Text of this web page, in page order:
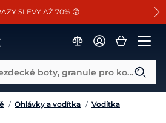
13% na vše od Cassini!
SLEVY AŽ 70% 😮
k vybraným sedlům ZDARMA 🐴
Co hledáte? Např. jezdecké boty, granule pro koně...
/ Ohlávky a vodítka / Vodítka